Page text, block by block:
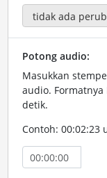
Potong audio:
Masukkan
audio. Formatnya
detik.
Contoh: 00:02:23